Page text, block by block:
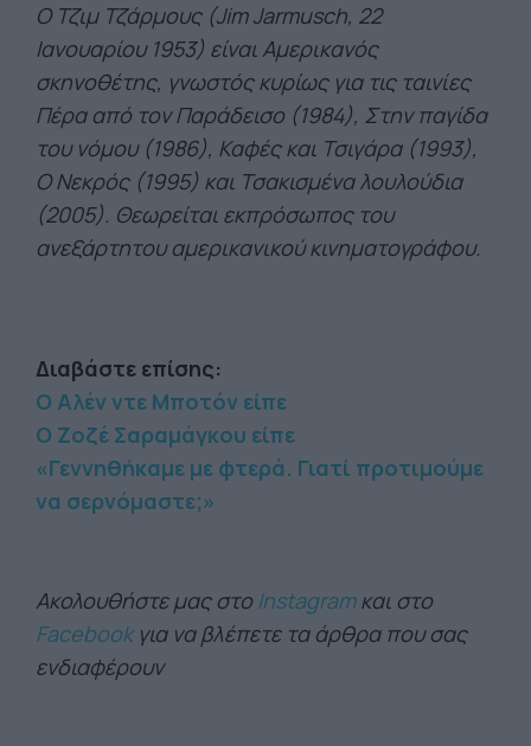
Ο Τζιμ Τζάρμους (Jim Jarmusch, 22
Ιανουαρίου 1953) είναι Αμερικανός
σκηνοθέτης, γνωστός κυρίως για τις ταινίες
Πέρα από τον Παράδεισο (1984), Στην παγίδα
του νόμου (1986), Καφές και Τσιγάρα (1993),
Ο Νεκρός (1995) και Τσακισμένα λουλούδια
(2005). Θεωρείται εκπρόσωπος του
ανεξάρτητου αμερικανικού κινηματογράφου.
Διαβάστε επίσης:
Ο Αλέν ντε Μποτόν είπε
Ο Ζοζέ Σαραμάγκου είπε
«Γεννηθήκαμε με φτερά. Γιατί προτιμούμε
να σερνόμαστε;»
Ακολουθήστε μας στο Instagramκαι στο
Facebookγια να βλέπετε τα άρθρα που σας
ενδιαφέρουν